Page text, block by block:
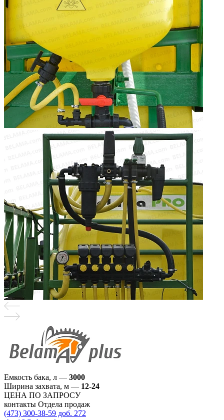
Емкость бака, л — 3000
Ширина захвата, м — 12-24
ЦЕНА ПО ЗАПРОСУ
контакты Отдела продаж
(473) 300-38-59 доб. 272